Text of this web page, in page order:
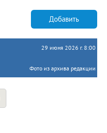
Добавить
29 июня 2026 г. 8:00
Фото из архива редакции